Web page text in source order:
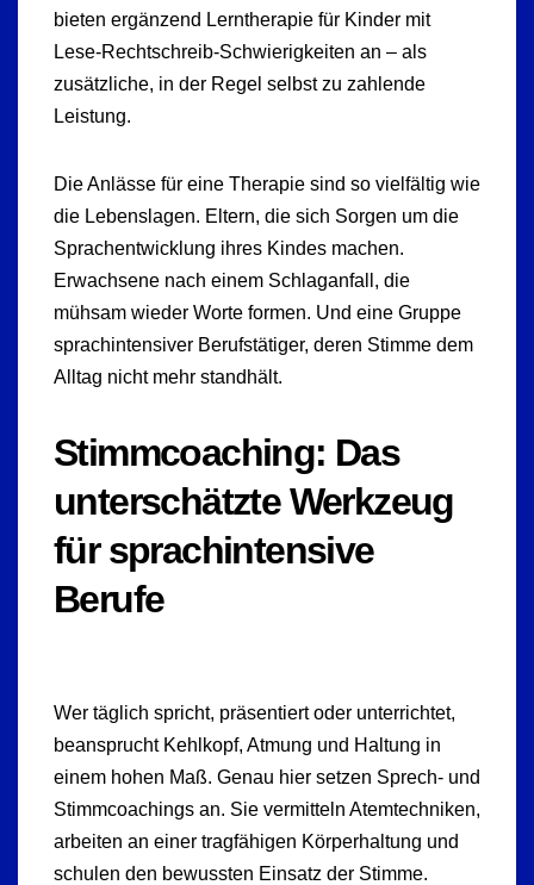
bieten ergänzend Lerntherapie für Kinder mit
Lese-Rechtschreib-Schwierigkeiten an – als
zusätzliche, in der Regel selbst zu zahlende
Leistung.
Die Anlässe für eine Therapie sind so vielfältig wie
die Lebenslagen. Eltern, die sich Sorgen um die
Sprachentwicklung ihres Kindes machen.
Erwachsene nach einem Schlaganfall, die
mühsam wieder Worte formen. Und eine Gruppe
sprachintensiver Berufstätiger, deren Stimme dem
Alltag nicht mehr standhält.
Stimmcoaching: Das
unterschätzte Werkzeug
für sprachintensive
Berufe
Wer täglich spricht, präsentiert oder unterrichtet,
beansprucht Kehlkopf, Atmung und Haltung in
einem hohen Maß. Genau hier setzen Sprech- und
Stimmcoachings an. Sie vermitteln Atemtechniken,
arbeiten an einer tragfähigen Körperhaltung und
schulen den bewussten Einsatz der Stimme.